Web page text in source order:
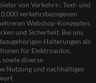
von Verkehrs-, Text- und
verkehrsbezogenen
Webshop-Konzepten,
und Sicherheit. Bei uns
Halterungen als
für Elektroautos,
sowie diverse
Nutzung und nachhaltiges